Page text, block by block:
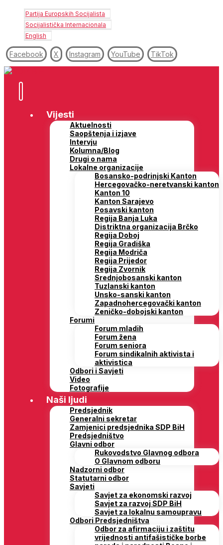
Partija Europskih Socijalista
Socijalistička Internacionala
English
Facebook X Instagram YouTube TikTok
Vijesti
Aktuelnosti
Saopštenja i izjave
Intervju
Kolumna/Blog
Drugi o nama
Lokalne organizacije
Bosansko-podrinjski Kanton
Hercegovačko-neretvanski kanton
Kanton 10
Kanton Sarajevo
Posavski kanton
Regija Banja Luka
Distriktna organizacija Brčko
Regija Doboj
Regija Gradiška
Regija Modriča
Regija Prijedor
Regija Zvornik
Srednjobosanski kanton
Tuzlanski kanton
Unsko-sanski kanton
Zapadnohercegovački kanton
Zeničko-dobojski kanton
Forumi
Forum mladih
Forum žena
Forum seniora
Forum sindikalnih aktivista i
aktivistica
Odbori i Savjeti
Video
Fotografije
Naši ljudi
Predsjednik
Generalni sekretar
Zamjenici predsjednika SDP BiH
Predsjedništvo
Glavni odbor
Rukovodstvo Glavnog odbora
O Glavnom odboru
Nadzorni odbor
Statutarni odbor
Savjeti
Savjet za ekonomski razvoj
Savjet za razvoj SDP BiH
Savjet za lokalnu samoupravu
Odbori Predsjedništva
Odbor za afirmaciju i zaštitu
vrijednosti antifašističke borbe